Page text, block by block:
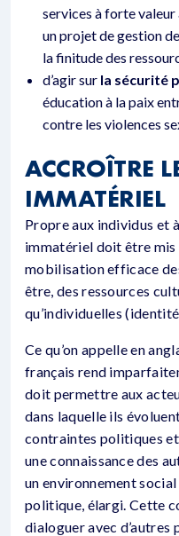
services à forte valeur
un projet de gestion
la finitude des
d’agir sur la sécurité
éducation à la paix
contre les violences
ACCROÎTRE
IMMATÉRIEL
Propre aux individus et
immatériel doit être mis
mobilisation efficace
être, des ressources
qu’individuelles
Ce qu’on appelle en
français rend
doit permettre aux
dans laquelle ils
contraintes politiques
une connaissance des
un environnement
politique, élargi. Cette
dialoguer avec